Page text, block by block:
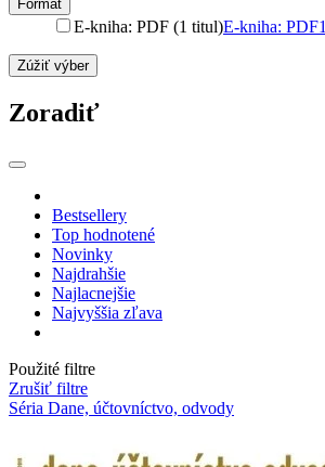
Formát
E-kniha: PDF (1 titul)E-kniha: PDF1
Zúžiť výber
Zoradiť
Bestsellery
Top hodnotené
Novinky
Najdrahšie
Najlacnejšie
Najvyššia zľava
Použité filtre
Zrušiť filtre
Séria Dane, účtovníctvo, odvody